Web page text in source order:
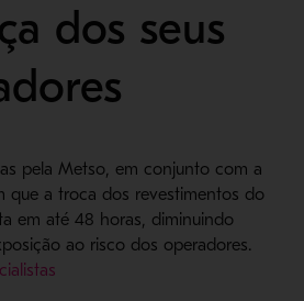
dos seus
pela Metso, em conjunto com a
que a troca dos revestimentos do
em até 48 horas, diminuindo
ao risco dos operadores.